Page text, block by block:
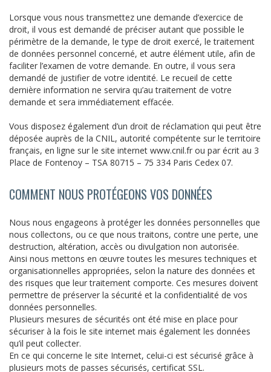
Lorsque vous nous transmettez une demande d’exercice de
droit, il vous est demandé de préciser autant que possible le
périmètre de la demande, le type de droit exercé, le traitement
de données personnel concerné, et autre élément utile, afin de
faciliter l’examen de votre demande. En outre, il vous sera
demandé de justifier de votre identité. Le recueil de cette
dernière information ne servira qu’au traitement de votre
demande et sera immédiatement effacée.
Vous disposez également d’un droit de réclamation qui peut être
déposée auprès de la CNIL, autorité compétente sur le territoire
français, en ligne sur le site internet www.cnil.fr ou par écrit au 3
Place de Fontenoy – TSA 80715 – 75 334 Paris Cedex 07.
COMMENT NOUS PROTÉGEONS VOS DONNÉES
Nous nous engageons à protéger les données personnelles que
nous collectons, ou ce que nous traitons, contre une perte, une
destruction, altération, accès ou divulgation non autorisée.
Ainsi nous mettons en œuvre toutes les mesures techniques et
organisationnelles appropriées, selon la nature des données et
des risques que leur traitement comporte. Ces mesures doivent
permettre de préserver la sécurité et la confidentialité de vos
données personnelles.
Plusieurs mesures de sécurités ont été mise en place pour
sécuriser à la fois le site internet mais également les données
qu’il peut collecter.
En ce qui concerne le site Internet, celui-ci est sécurisé grâce à
plusieurs mots de passes sécurisés, certificat SSL.